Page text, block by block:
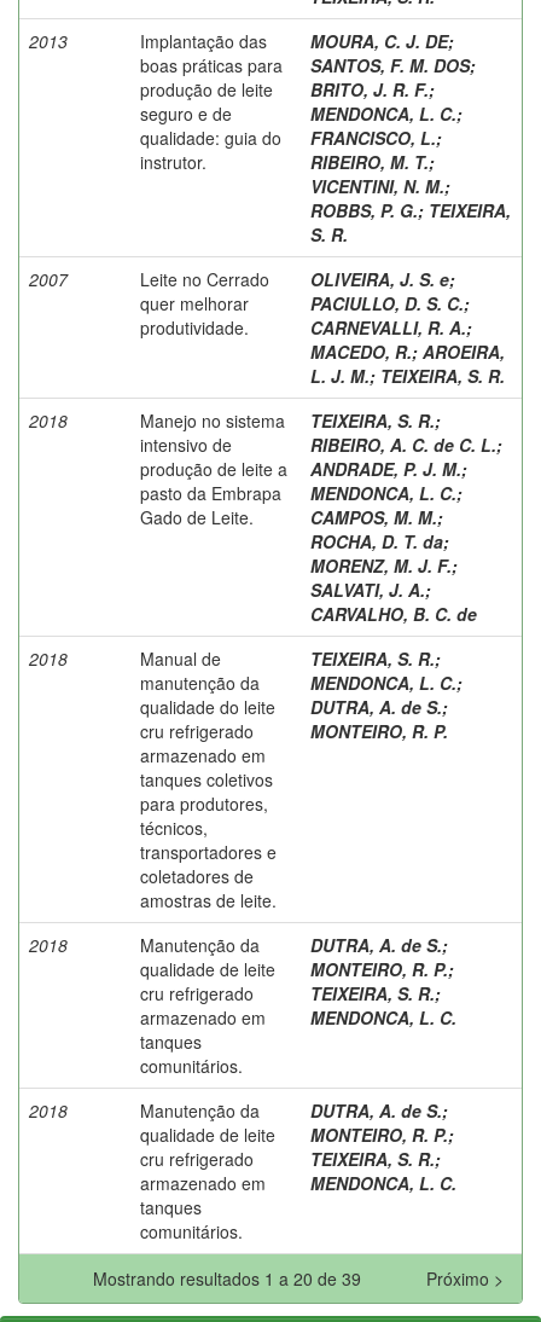
2013
Implantação das
boas práticas para
produção de leite
seguro e de
qualidade: guia do
instrutor.
MOURA, C. J. DE;
SANTOS, F. M. DOS;
BRITO, J. R. F.;
MENDONCA, L. C.;
FRANCISCO, L.;
RIBEIRO, M. T.;
VICENTINI, N. M.;
ROBBS, P. G.; TEIXEIRA,
S. R.
2007
Leite no Cerrado
quer melhorar
produtividade.
OLIVEIRA, J. S. e;
PACIULLO, D. S. C.;
CARNEVALLI, R. A.;
MACEDO, R.; AROEIRA,
L. J. M.; TEIXEIRA, S. R.
2018
Manejo no sistema
intensivo de
produção de leite a
pasto da Embrapa
Gado de Leite.
TEIXEIRA, S. R.;
RIBEIRO, A. C. de C. L.;
ANDRADE, P. J. M.;
MENDONCA, L. C.;
CAMPOS, M. M.;
ROCHA, D. T. da;
MORENZ, M. J. F.;
SALVATI, J. A.;
CARVALHO, B. C. de
2018
Manual de
manutenção da
qualidade do leite
cru refrigerado
armazenado em
tanques coletivos
para produtores,
técnicos,
transportadores e
coletadores de
amostras de leite.
TEIXEIRA, S. R.;
MENDONCA, L. C.;
DUTRA, A. de S.;
MONTEIRO, R. P.
2018
Manutenção da
qualidade de leite
cru refrigerado
armazenado em
tanques
comunitários.
DUTRA, A. de S.;
MONTEIRO, R. P.;
TEIXEIRA, S. R.;
MENDONCA, L. C.
2018
Manutenção da
qualidade de leite
cru refrigerado
armazenado em
tanques
comunitários.
DUTRA, A. de S.;
MONTEIRO, R. P.;
TEIXEIRA, S. R.;
MENDONCA, L. C.
Mostrando resultados 1 a 20 de 39 Próximo >